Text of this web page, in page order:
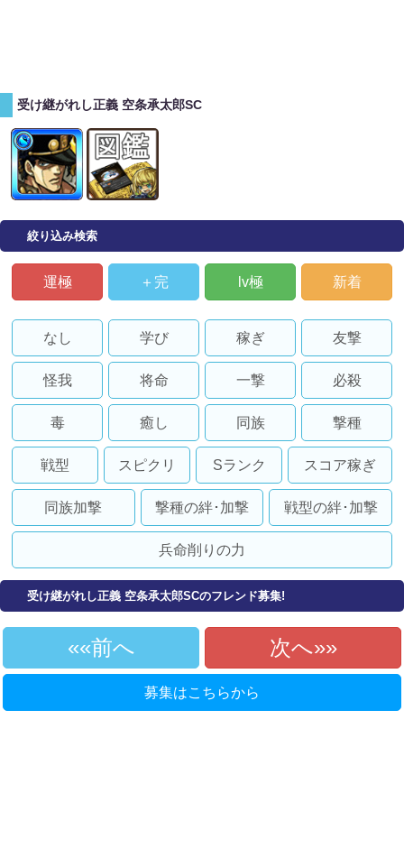
受け継がれし正義 空条承太郎SC
絞り込み検索
運極 ＋完 lv極 新着
なし 学び 稼ぎ 友撃
怪我 将命 一撃 必殺
毒 癒し 同族 撃種
戦型 スピクリ Sランク スコア稼ぎ
同族加撃 撃種の絆･加撃 戦型の絆･加撃
兵命削りの力
受け継がれし正義 空条承太郎SCのフレンド募集!
«前へ 次へ»
募集はこちらから